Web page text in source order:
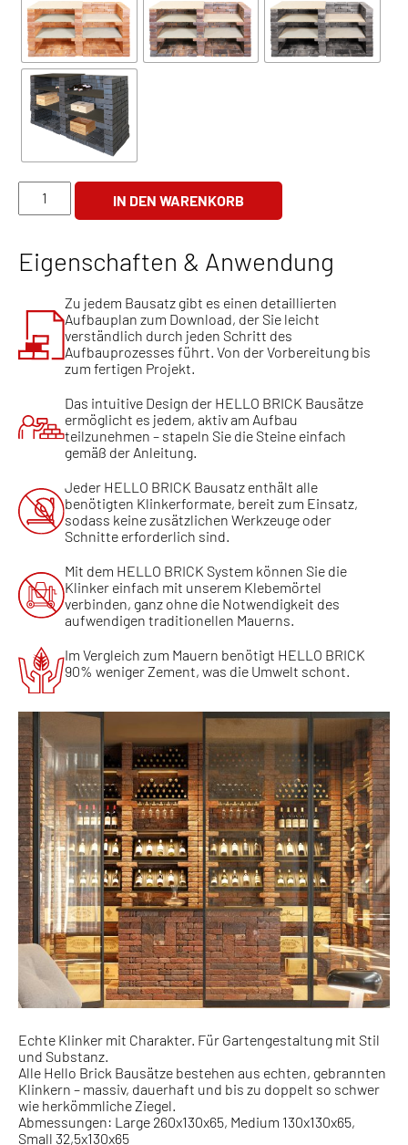
Weinregal
Paolo
Menge
IN DEN WARENKORB
Eigenschaften & Anwendung
Zu jedem Bausatz gibt es einen detaillierten
Aufbauplan zum Download, der Sie leicht
verständlich durch jeden Schritt des
Aufbauprozesses führt. Von der Vorbereitung bis
zum fertigen Projekt.
Das intuitive Design der HELLO BRICK Bausätze
ermöglicht es jedem, aktiv am Aufbau
teilzunehmen – stapeln Sie die Steine einfach
gemäß der Anleitung.
Jeder HELLO BRICK Bausatz enthält alle
benötigten Klinkerformate, bereit zum Einsatz,
sodass keine zusätzlichen Werkzeuge oder
Schnitte erforderlich sind.
Mit dem HELLO BRICK System können Sie die
Klinker einfach mit unserem Klebemörtel
verbinden, ganz ohne die Notwendigkeit des
aufwendigen traditionellen Mauerns.
Im Vergleich zum Mauern benötigt HELLO BRICK
90% weniger Zement, was die Umwelt schont.
Echte Klinker mit Charakter. Für Gartengestaltung mit Stil
und Substanz.
Alle Hello Brick Bausätze bestehen aus echten, gebrannten
Klinkern – massiv, dauerhaft und bis zu doppelt so schwer
wie herkömmliche Ziegel.
Abmessungen: Large 260x130x65, Medium 130x130x65,
Small 32,5x130x65